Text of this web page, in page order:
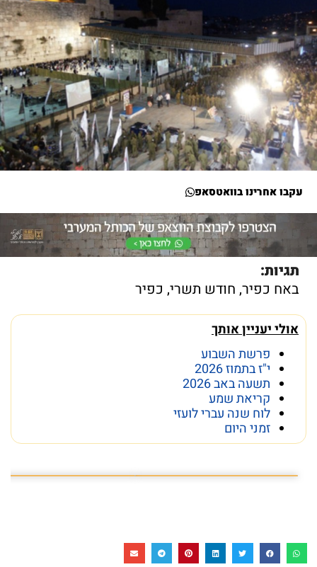
עקבו אחרינו בוואטסאפ
תגיות:
באח כפיר, חודש תשרי, כפיר
אולי יעניין אותך
פרשת השבוע
י"ז בתמוז 2026
תשעה באב 2026
קריאת שמע
לוח שנה עברי לועזי
זמני היום